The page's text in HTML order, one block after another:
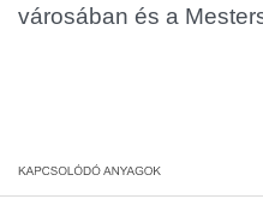
városában és a